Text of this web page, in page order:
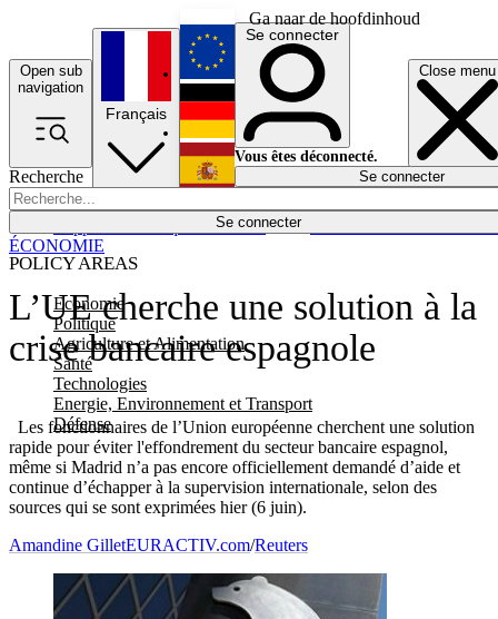
Ga naar de hoofdinhoud
Open sub
navigation
Close menu
Recherche
Se connecter
POLICY AREAS
Economie
Politique
Agriculture et Alimentation
Santé
Technologies
Energie, Environnement et Transport
Défense
Économie
Français
English
Deutsch
Español
Se connecter
Vous êtes déconnecté.
Se connecter
L’UE cherche une solution à la
crise bancaire espagnole
Les fonctionnaires de l’Union européenne cherchent une solution
rapide pour éviter l'effondrement du secteur bancaire espagnol,
même si Madrid n’a pas encore officiellement demandé d’aide et
continue d’échapper à la supervision internationale, selon des
sources qui se sont exprimées hier (6 juin).
ÉCONOMIE
Amandine GilletEURACTIV.com/Reuters